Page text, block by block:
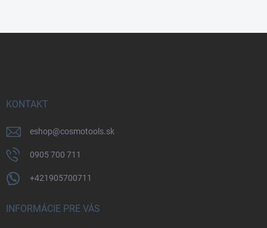
KONTAKT
eshop@cosmotools.sk
0905 700 711
+421905700711
INFORMÁCIE PRE VÁS